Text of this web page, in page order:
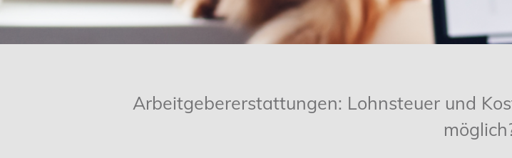
Karriere
Arbeitgebererstattungen: Lohnsteuer und